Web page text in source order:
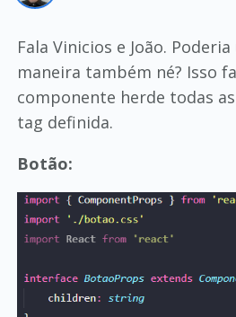
Fala Vinicios e João.
maneira também né? Isso
componente herde todas
tag definida.
Botão: